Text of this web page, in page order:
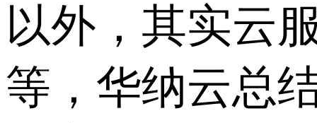
以外，其实云
等，华纳云总